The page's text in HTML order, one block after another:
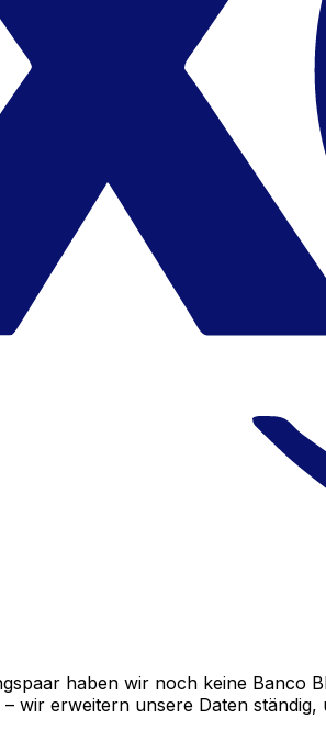
haben wir noch keine Banco
wir erweitern unsere Daten